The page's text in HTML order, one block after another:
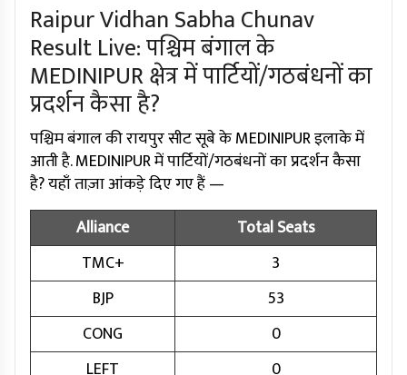
Raipur Vidhan Sabha Chunav
Result Live: पश्चिम बंगाल के
MEDINIPUR क्षेत्र में पार्टियों/गठबंधनों का
प्रदर्शन कैसा है?
पश्चिम बंगाल की रायपुर सीट सूबे के MEDINIPUR इलाके में
आती है. MEDINIPUR में पार्टियों/गठबंधनों का प्रदर्शन कैसा
है? यहाँ ताज़ा आंकड़े दिए गए हैं —
Alliance
Total Seats
TMC+
3
BJP
53
CONG
0